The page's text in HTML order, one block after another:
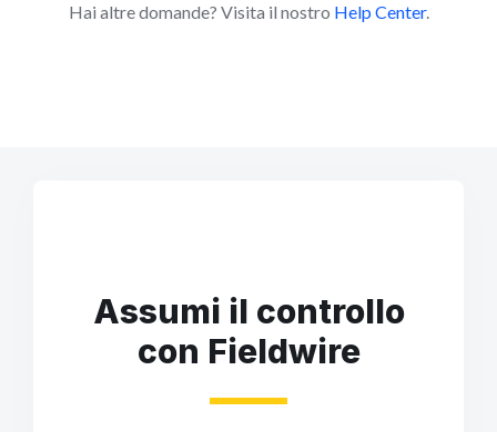
Hai altre domande? Visita il nostro Help Center.
Assumi il controllo
con Fieldwire